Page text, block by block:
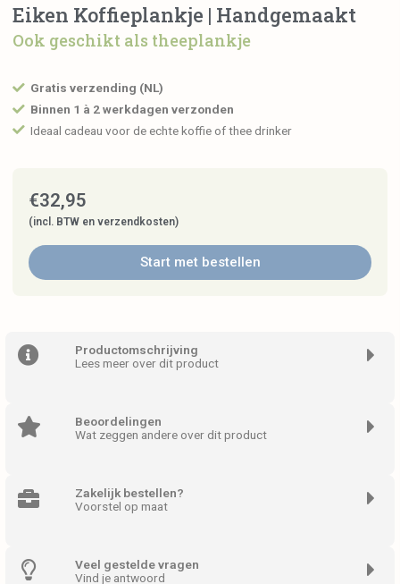
Eiken Koffieplankje | Handgemaakt
Ook geschikt als theeplankje
Gratis verzending (NL)
Binnen 1 à 2 werkdagen verzonden
Ideaal cadeau voor de echte koffie of thee drinker
€32,95
(incl. BTW en verzendkosten)
Start met bestellen
Productomschrijving
Lees meer over dit product
Beoordelingen
Wat zeggen andere over dit product
Zakelijk bestellen?
Voorstel op maat
Veel gestelde vragen
Vind je antwoord